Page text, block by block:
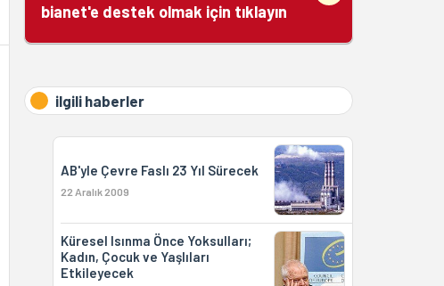
bianet'e destek olmak için tıklayın
ilgili haberler
AB'yle Çevre Faslı 23 Yıl Sürecek
22 Aralık 2009
Küresel Isınma Önce Yoksulları;
Kadın, Çocuk ve Yaşlıları
Etkileyecek